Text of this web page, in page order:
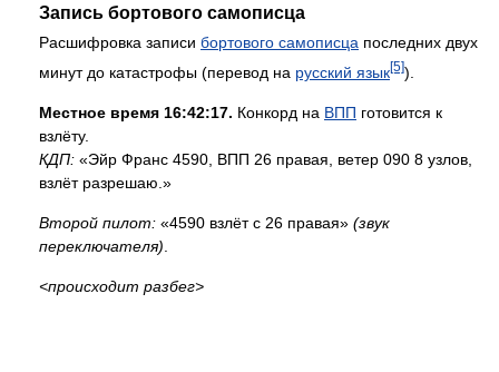
Запись бортового самописца
Расшифровка записи бортового самописца последних двух
минут до катастрофы (перевод на русский язык[5]).
Местное время 16:42:17. Конкорд на ВПП готовится к
взлёту.
КДП: «Эйр Франс 4590, ВПП 26 правая, ветер 090 8 узлов,
взлёт разрешаю.»
Второй пилот: «4590 взлёт с 26 правая» (звук
переключателя)
<происходит разбег>